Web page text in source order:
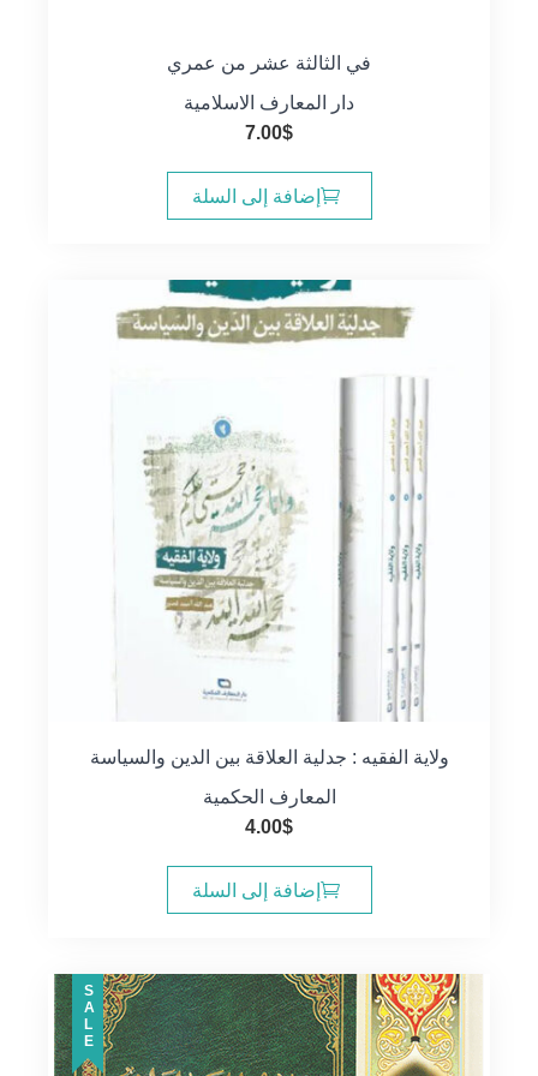
في الثالثة عشر من عمري
دار المعارف الاسلامية
7.00$
إضافة إلى السلة
ولاية الفقيه : جدلية العلاقة بين الدين والسياسة
المعارف الحكمية
4.00$
إضافة إلى السلة
SALE